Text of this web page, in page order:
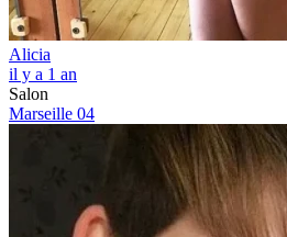
Alicia
il y a 1 an
Salon
Marseille 04